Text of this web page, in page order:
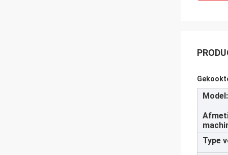
Model:
Type